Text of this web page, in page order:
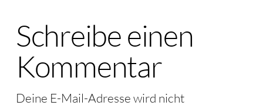
Schreibe einen
Kommentar
Deine E-Mail-Adresse wird nicht